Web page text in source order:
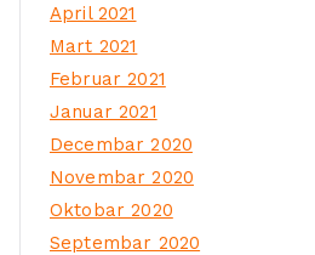
April 2021
Mart 2021
Februar 2021
Januar 2021
Decembar 2020
Novembar 2020
Oktobar 2020
Septembar 2020